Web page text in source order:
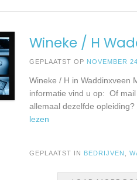
Wineke / H
GEPLAATST OP NOVEMBER
Wineke / H in Waddinxveen
informatie vind u op: Of
allemaal dezelfde opleiding?
lezen
GEPLAATST IN BEDRIJVEN ,